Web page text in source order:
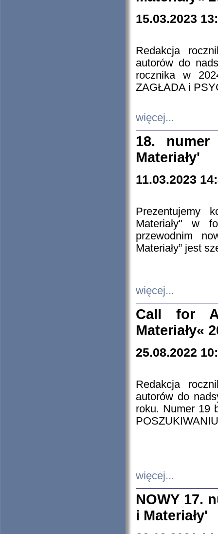
15.03.2023
Redakcja
autorów do
rocznika w
ZAGŁADA i
więcej...
18. numer
Materiały'
11.03.2023
Prezentujemy
Materiały" w
przewodnim
Materiały” jest
więcej...
Call for
Materiały«
25.08.2022
Redakcja
autorów do
roku. Numer 19
więcej...
NOWY 17.
i Materiały'